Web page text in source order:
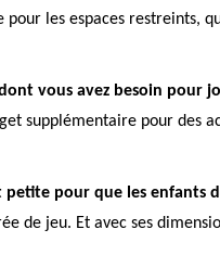
les espaces restreints,
vous avez besoin pour
supplémentaire pour des
petite pour que les enfants
de jeu. Et avec ses